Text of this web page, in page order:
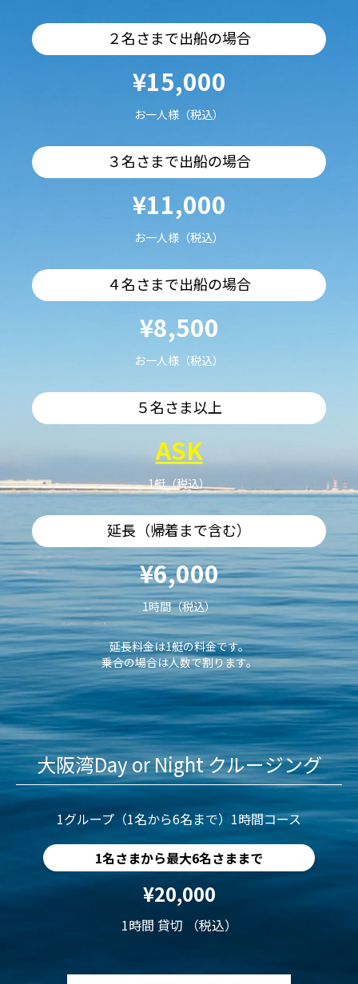
２名さまで出船の場合
¥15,000
お一人様（税込）
３名さまで出船の場合
¥11,000
お一人様（税込）
４名さまで出船の場合
¥8,500
お一人様（税込）
５名さま以上
ASK
1艇（税込）
延長（帰着まで含む）
¥6,000
1時間（税込）
延長料金は1艇の料金です。
乗合の場合は人数で割ります。
大阪湾Day or Night クルージング
1グループ（1名から6名まで）1時間コース
1名さまから最大6名さままで
¥20,000
1時間 貸切 （税込）